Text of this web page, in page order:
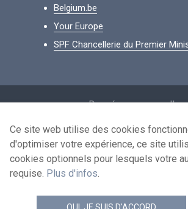
Belgium.be
Your Europe
SPF Chancellerie du Premier
Données personnelles
Conditions de
Contactez-nous
news.belgium flux RSS
Ce site web utilise des cookies
d'optimiser votre expérience, ce site
cookies optionnels pour lesquels votre
requise. Plus d'infos.